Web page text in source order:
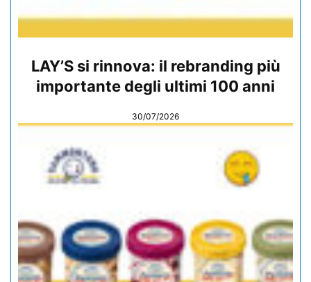
LAY’S si rinnova: il rebranding più
importante degli ultimi 100 anni
30/07/2026